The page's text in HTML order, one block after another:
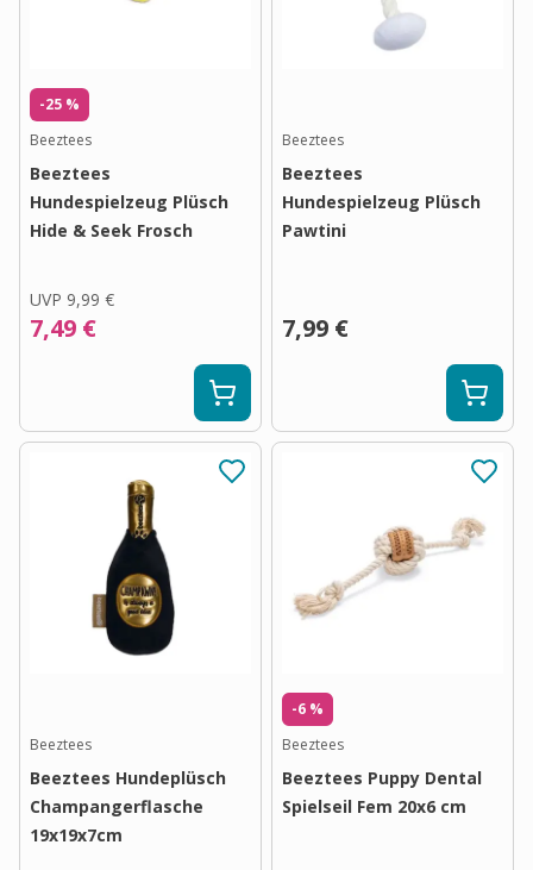
-25 %
Beeztees
Beeztees
Hundespielzeug Plüsch
Hide & Seek Frosch
UVP 9,99 €
7,49 €
Beeztees
Beeztees
Hundespielzeug Plüsch
Pawtini
7,99 €
Beeztees
Beeztees Hundeplüsch
Champangerflasche
19x19x7cm
-6 %
Beeztees
Beeztees Puppy Dental
Spielseil Fem 20x6 cm